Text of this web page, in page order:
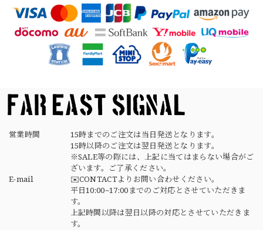
【Button Works】Mercury Dime Coin Necklace Silver 900 Silver 925 ボタンワークス マーキュリーダイム銀貨 ネックレス
2026/03/26
営業時間
15時までのご注文は当日発送となります。
15時以降のご注文は翌日発送となります。
※SALE等の際には、上記に当てはまらない場合がご
ざいます。ご了承ください。
E-mail
✉️CONTACTよりお問い合わせください。
平日10:00~17:00までのご対応とさせていただきま
す。
上記時間以降は翌日以降の対応とさせていただきま
す。